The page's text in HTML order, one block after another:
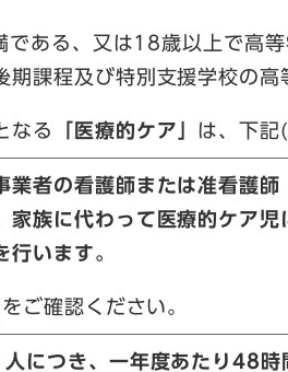
ある、又は18歳以上で高等
期課程及び特別支援学校の高
なる 「医療的ケア」 は、下記
業者の看護師または准看護師
家族に代わって医療的ケア
行います。
ご確認ください。
につき、一年度あたり48時